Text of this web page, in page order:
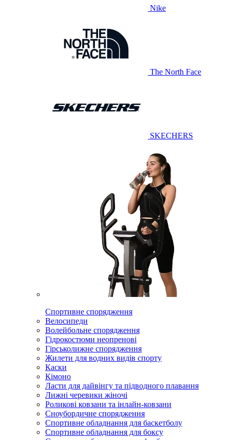
Nike
The North Face
SKECHERS
Спортивне спорядження
Велосипеди
Волейбольне спорядження
Гідрокостюми неопренові
Гірськолижне спорядження
Жилети для водних видів спорту
Каски
Кімоно
Ласти для дайвінгу та підводного плавання
Лижні черевики жіночі
Роликові ковзани та інлайн-ковзани
Сноубордичне спорядження
Спортивне обладнання для баскетболу
Спортивне обладнання для боксу